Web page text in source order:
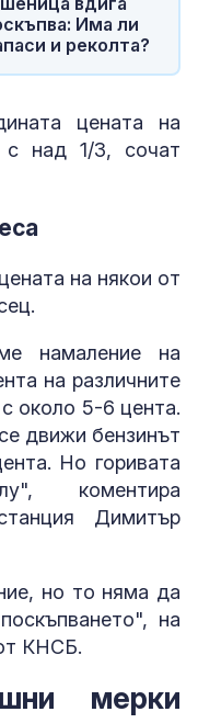
Има ли
и реколта?
цената на
с над 1/3, сочат
на някои от
намаление на
на различните
около 5-6 цента.
движи бензинът
Но горивата
коментира
Димитър
но то няма да
на
КНСБ.
мерки